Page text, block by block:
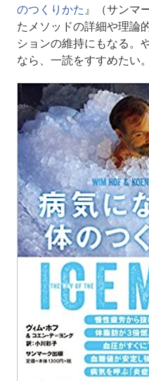
のつくりかた 』（サンマ
たメソッドの詳細や理論
ションの維持にもなる。
なら、一読をすすめたい。